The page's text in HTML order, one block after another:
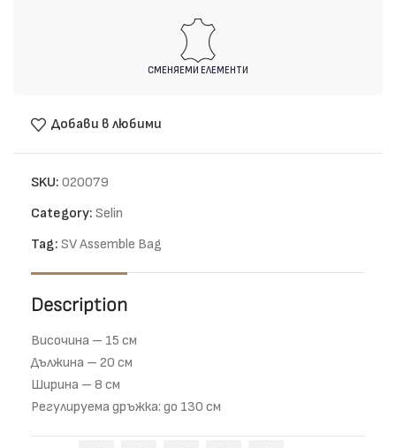
СМЕНЯЕМИ ЕЛЕМЕНТИ
Добави в любими
SKU: 020079
Category: Selin
Tag: SV Assemble Bag
Description
Височина – 15 см
Дължина – 20 см
Ширина – 8 см
Регулируема дръжка: до 130 см